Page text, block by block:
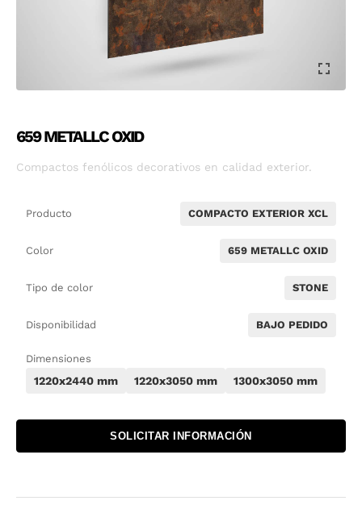
659 METALLC OXID
Compactos fenólicos decorativos en calidad exterior.
Producto COMPACTO EXTERIOR XCL
Color 659 METALLC OXID
Tipo de color STONE
Disponibilidad BAJO PEDIDO
Dimensiones
1220x2440 mm 1220x3050 mm 1300x3050 mm
SOLICITAR INFORMACIÓN